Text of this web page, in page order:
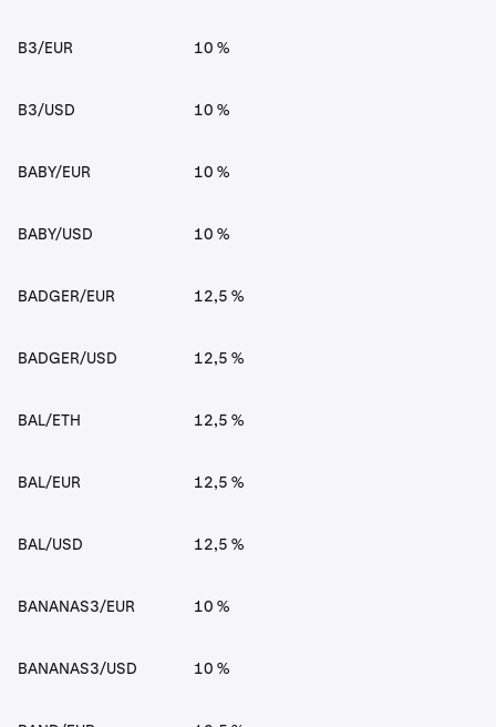
B3/EUR 10 %
B3/USD 10 %
BABY/EUR 10 %
BABY/USD 10 %
BADGER/EUR 12,5 %
BADGER/USD 12,5 %
BAL/ETH 12,5 %
BAL/EUR 12,5 %
BAL/USD 12,5 %
BANANAS3/EUR 10 %
BANANAS3/USD 10 %